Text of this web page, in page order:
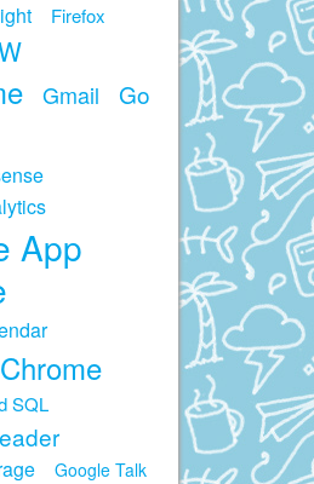
Firefox
Gmail Go
App
SQL
Google Talk